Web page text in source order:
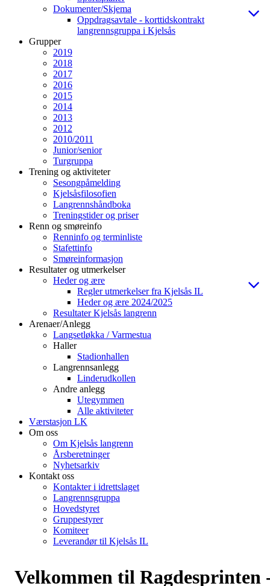
Dokumenter/Skjema
Oppdragsavtale - korttidskontrakt
langrennsgruppa i Kjelsås
Grupper
2019
2018
2017
2016
2015
2014
2013
2012
2010/2011
Junior/senior
Turgruppa
Trening og aktiviteter
Sesongpåmelding
Kjelsåsfilosofien
Langrennshåndboka
Treningstider og priser
Renn og smøreinfo
Renninfo og terminliste
Stafettinfo
Smøreinformasjon
Resultater og utmerkelser
Heder og ære
Regler utmerkelser fra Kjelsås IL
Heder og ære 2024/2025
Resultater Kjelsås langrenn
Arenaer/Anlegg
Langsetløkka / Varmestua
Haller
Stadionhallen
Langrennsanlegg
Linderudkollen
Andre anlegg
Utegymmen
Alle aktiviteter
Værstasjon LK
Om oss
Om Kjelsås langrenn
Årsberetninger
Nyhetsarkiv
Kontakt oss
Kontakter i idrettslaget
Langrennsgruppa
Hovedstyret
Gruppestyrer
Komiteer
Leverandør til Kjelsås IL
Velkommen til Ragdesprinten